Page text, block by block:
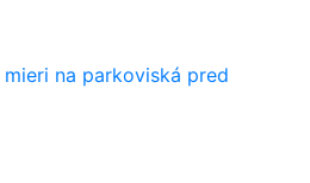
na parkoviská pred